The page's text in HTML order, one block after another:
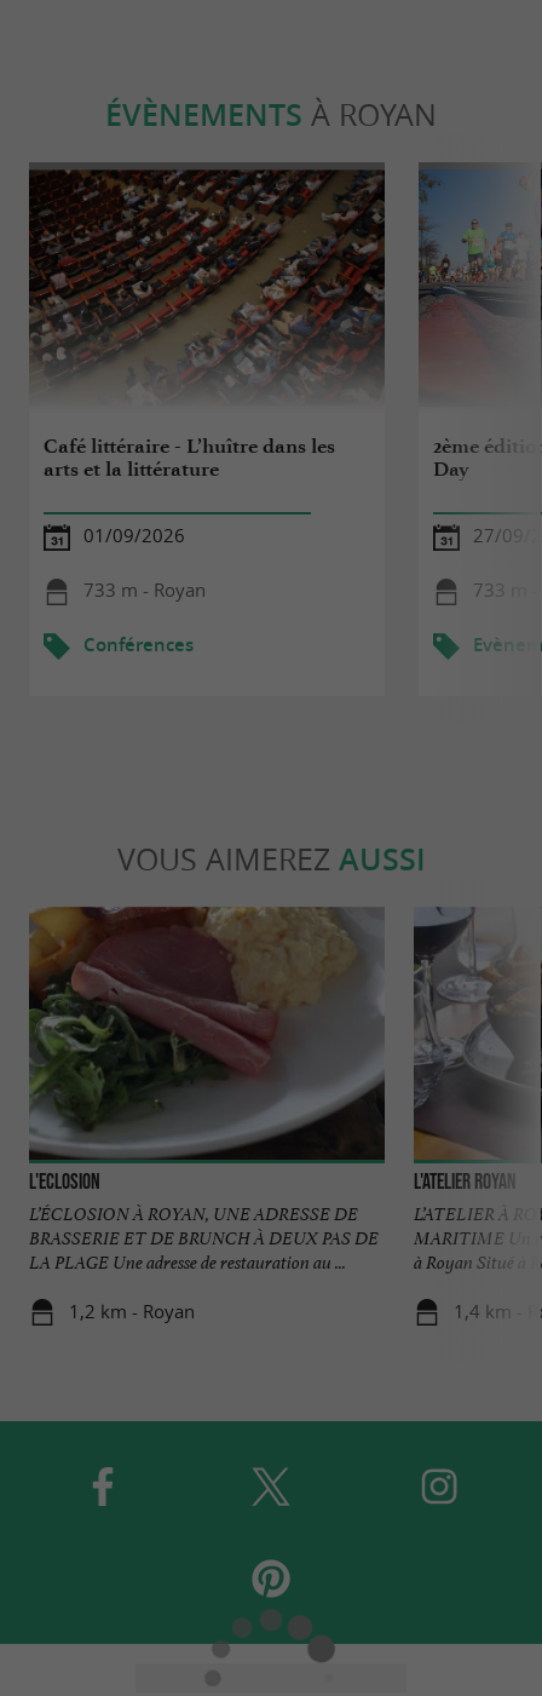
ÉVÈNEMENTS À ROYAN
Café littéraire - L’huître dans les
arts et la littérature
01/09/2026
733 m - Royan
Conférences
2ème
Day
27/09/
733 m -
VOUS AIMEREZ AUSSI
L'Eclosion
L’ÉCLOSION À ROYAN, UNE ADRESSE DE
BRASSERIE ET DE BRUNCH À DEUX PAS DE
LA PLAGE Une adresse de restauration au ...
1,2 km - Royan
L'Atelier Royan
L’ATELIER À
MARITIME Un
à Royan Situé à
1,4 km -